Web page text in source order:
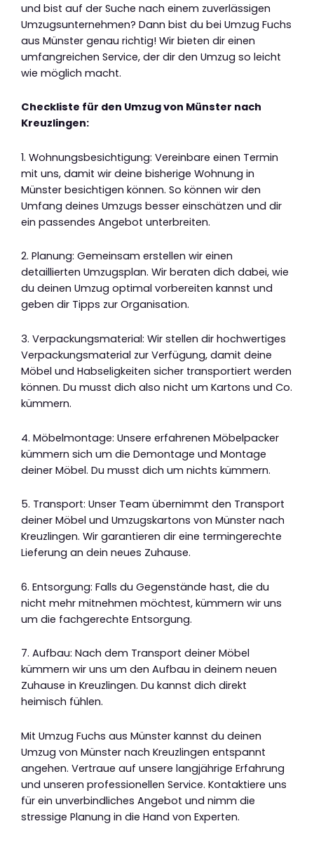
und bist auf der Suche nach einem zuverlässigen
Umzugsunternehmen? Dann bist du bei Umzug Fuchs
aus Münster genau richtig! Wir bieten dir einen
umfangreichen Service, der dir den Umzug so leicht
wie möglich macht.
Checkliste für den Umzug von Münster nach
Kreuzlingen:
1. Wohnungsbesichtigung: Vereinbare einen Termin
mit uns, damit wir deine bisherige Wohnung in
Münster besichtigen können. So können wir den
Umfang deines Umzugs besser einschätzen und dir
ein passendes Angebot unterbreiten.
2. Planung: Gemeinsam erstellen wir einen
detaillierten Umzugsplan. Wir beraten dich dabei, wie
du deinen Umzug optimal vorbereiten kannst und
geben dir Tipps zur Organisation.
3. Verpackungsmaterial: Wir stellen dir hochwertiges
Verpackungsmaterial zur Verfügung, damit deine
Möbel und Habseligkeiten sicher transportiert werden
können. Du musst dich also nicht um Kartons und Co.
kümmern.
4. Möbelmontage: Unsere erfahrenen Möbelpacker
kümmern sich um die Demontage und Montage
deiner Möbel. Du musst dich um nichts kümmern.
5. Transport: Unser Team übernimmt den Transport
deiner Möbel und Umzugskartons von Münster nach
Kreuzlingen. Wir garantieren dir eine termingerechte
Lieferung an dein neues Zuhause.
6. Entsorgung: Falls du Gegenstände hast, die du
nicht mehr mitnehmen möchtest, kümmern wir uns
um die fachgerechte Entsorgung.
7. Aufbau: Nach dem Transport deiner Möbel
kümmern wir uns um den Aufbau in deinem neuen
Zuhause in Kreuzlingen. Du kannst dich direkt
heimisch fühlen.
Mit Umzug Fuchs aus Münster kannst du deinen
Umzug von Münster nach Kreuzlingen entspannt
angehen. Vertraue auf unsere langjährige Erfahrung
und unseren professionellen Service. Kontaktiere uns
für ein unverbindliches Angebot und nimm die
stressige Planung in die Hand von Experten.